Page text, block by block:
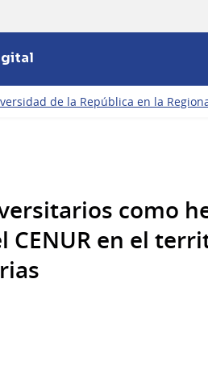
de la República en la
como
CENUR en el